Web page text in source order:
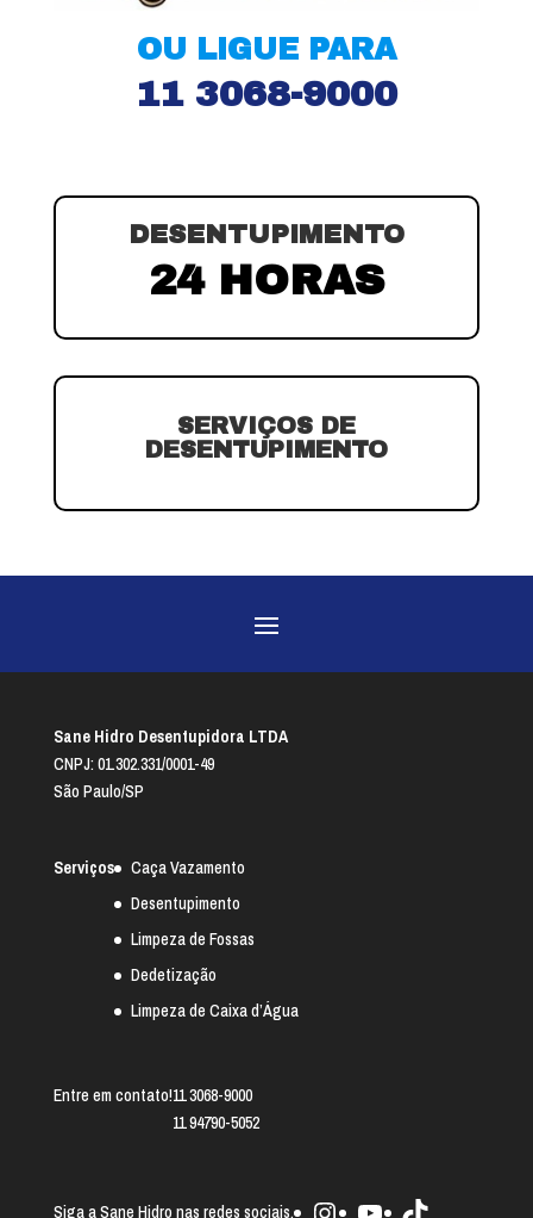
OU LIGUE PARA
11 3068-9000
DESENTUPIMENTO
24 HORAS
SERVIÇOS DE
DESENTUPIMENTO
Sane Hidro Desentupidora LTDA
CNPJ: 01.302.331/0001-49
São Paulo/SP
Serviços
Caça Vazamento
Desentupimento
Limpeza de Fossas
Dedetização
Limpeza de Caixa d’Água
Entre em contato!11 3068-9000
11 94790-5052
Siga a Sane Hidro nas redes sociais.